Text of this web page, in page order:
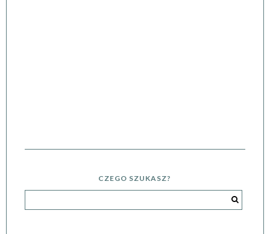
CZEGO SZUKASZ?